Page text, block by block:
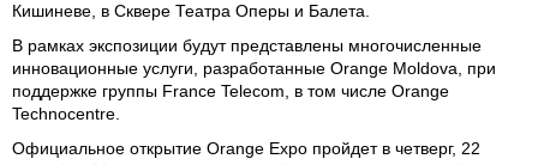
Кишиневе, в Сквере Театра Оперы и Балета.
В рамках экспозиции будут представлены многочисленные
инновационные услуги, разработанные Orange Moldova, при
поддержке группы France Telecom, в том числе Orange
Technocentre.
Официальное открытие Orange Expo пройдет в четверг, 22